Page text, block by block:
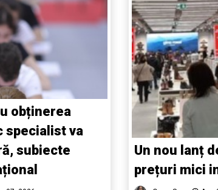
obținerea
specialist va
subiecte
Un nou lanț
prețuri mici